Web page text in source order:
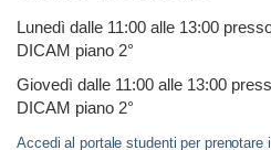
Lunedì dalle 11:00 alle 13:00
DICAM piano 2°
Giovedì dalle 11:00 alle 13:00
DICAM piano 2°
Accedi al portale studenti per prenotare